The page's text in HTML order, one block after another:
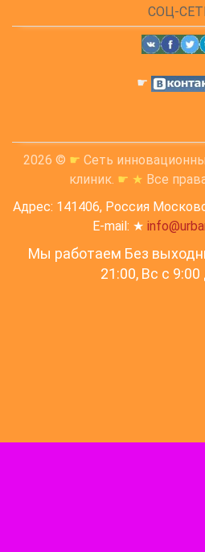
СОЦ-
☛
2026 © ☛ Сеть
клиник. ☛ ★ Все
Адрес: 141406, Россия
E-mail: ★
Мы работаем Без
21:00, Вс c 9:00